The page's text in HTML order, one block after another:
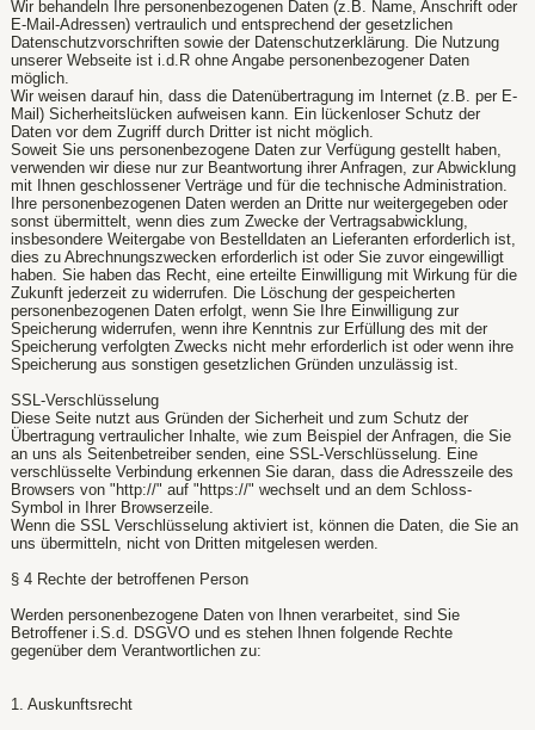
Wir behandeln Ihre personenbezogenen Daten (z.B. Name, Anschrift oder
E-Mail-Adressen) vertraulich und entsprechend der gesetzlichen
Datenschutzvorschriften sowie der Datenschutzerklärung. Die Nutzung
unserer Webseite ist i.d.R ohne Angabe personenbezogener Daten
möglich.
Wir weisen darauf hin, dass die Datenübertragung im Internet (z.B. per E-
Mail) Sicherheitslücken aufweisen kann. Ein lückenloser Schutz der
Daten vor dem Zugriff durch Dritter ist nicht möglich.
Soweit Sie uns personenbezogene Daten zur Verfügung gestellt haben,
verwenden wir diese nur zur Beantwortung ihrer Anfragen, zur Abwicklung
mit Ihnen geschlossener Verträge und für die technische Administration.
Ihre personenbezogenen Daten werden an Dritte nur weitergegeben oder
sonst übermittelt, wenn dies zum Zwecke der Vertragsabwicklung,
insbesondere Weitergabe von Bestelldaten an Lieferanten erforderlich ist,
dies zu Abrechnungszwecken erforderlich ist oder Sie zuvor eingewilligt
haben. Sie haben das Recht, eine erteilte Einwilligung mit Wirkung für die
Zukunft jederzeit zu widerrufen. Die Löschung der gespeicherten
personenbezogenen Daten erfolgt, wenn Sie Ihre Einwilligung zur
Speicherung widerrufen, wenn ihre Kenntnis zur Erfüllung des mit der
Speicherung verfolgten Zwecks nicht mehr erforderlich ist oder wenn ihre
Speicherung aus sonstigen gesetzlichen Gründen unzulässig ist.
SSL-Verschlüsselung
Diese Seite nutzt aus Gründen der Sicherheit und zum Schutz der
Übertragung vertraulicher Inhalte, wie zum Beispiel der Anfragen, die Sie
an uns als Seitenbetreiber senden, eine SSL-Verschlüsselung. Eine
verschlüsselte Verbindung erkennen Sie daran, dass die Adresszeile des
Browsers von "http://" auf "https://" wechselt und an dem Schloss-
Symbol in Ihrer Browserzeile.
Wenn die SSL Verschlüsselung aktiviert ist, können die Daten, die Sie an
uns übermitteln, nicht von Dritten mitgelesen werden.
§ 4 Rechte der betroffenen Person
Werden personenbezogene Daten von Ihnen verarbeitet, sind Sie
Betroffener i.S.d. DSGVO und es stehen Ihnen folgende Rechte
gegenüber dem Verantwortlichen zu:
1. Auskunftsrecht